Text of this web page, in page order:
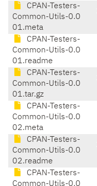
CPAN-Testers-
Common-Utils-0.0
01.meta
CPAN-Testers-
Common-Utils-0.0
01.readme
CPAN-Testers-
Common-Utils-0.0
01.tar.gz
CPAN-Testers-
Common-Utils-0.0
02.meta
CPAN-Testers-
Common-Utils-0.0
02.readme
CPAN-Testers-
Common-Utils-0.0